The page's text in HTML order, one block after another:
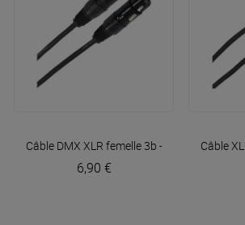
Câble DMX XLR femelle 3b - XLR mâle 3b
6,90 €
Câble